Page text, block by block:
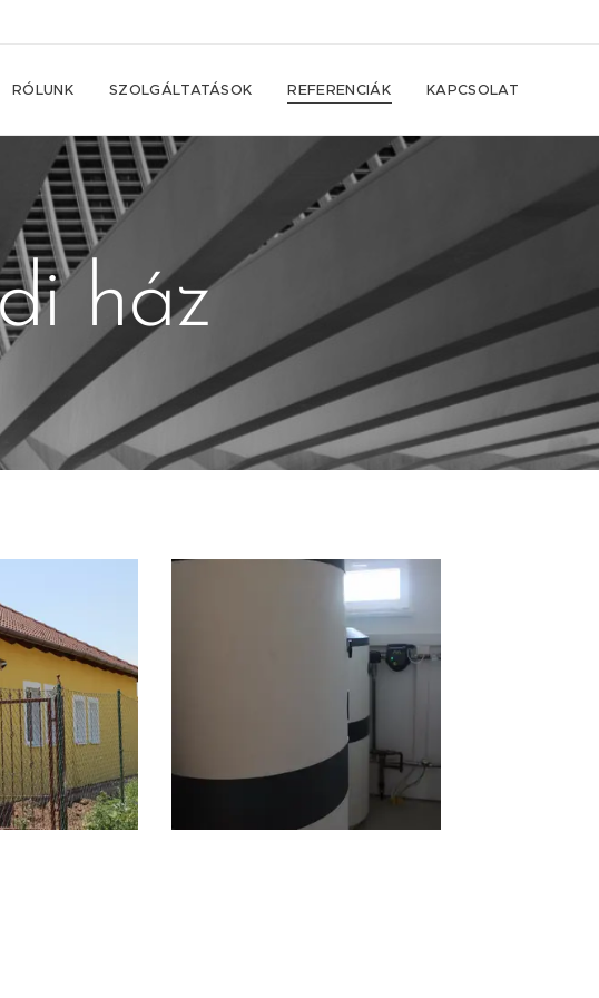
RÓLUNK SZOLGÁLTATÁSOK REFERENCIÁK KAPCSOLAT
ház